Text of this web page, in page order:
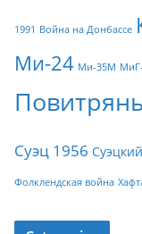
1991 Война на Донбассе
Ми-24 Ми-35М
Суэц 1956
Фолклендская война